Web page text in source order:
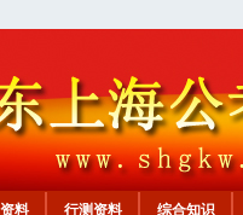
料 行测资料 综合知识